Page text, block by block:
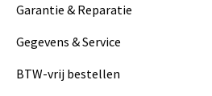
Garantie & Reparatie
Gegevens & Service
BTW-vrij bestellen